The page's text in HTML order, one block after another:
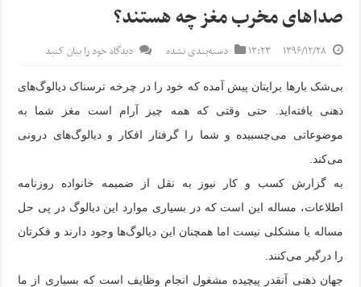
‏صداهای مخرب مغز چه هستند؟
۱۳۹۶/۱۲/۲۸ ۱۳:۲۳ دسته‌بندی نشده دیدگاه خود را بیان کنید
بی‌شک بارها برایتان پیش آمده که خود را در چرخه ترسناک دیالوگ‌های
ذهنی یافته‌اید. حتی وقتی که همه چیز آرام است مغز شما به
موضوعاتی می‌چسبیده و شما را گرفتار افکار و دیالوگ‌های درونی
می‌کند.
به گزارش کسب و کار نیوز به نقل از ضمیمه خانواده روزنامه
اطلاعات، مساله این است که در بسیاری موارد این دیالوگ در پی حل
مساله یا مشکلی نیست اما همچنان این دیالوگ‌ها وجود دارند و فکرتان
را درگیر می‌کنند.
جهان ذهنی آنقدر پیچیده مشغول انجام وظایف است که بسیاری از ما